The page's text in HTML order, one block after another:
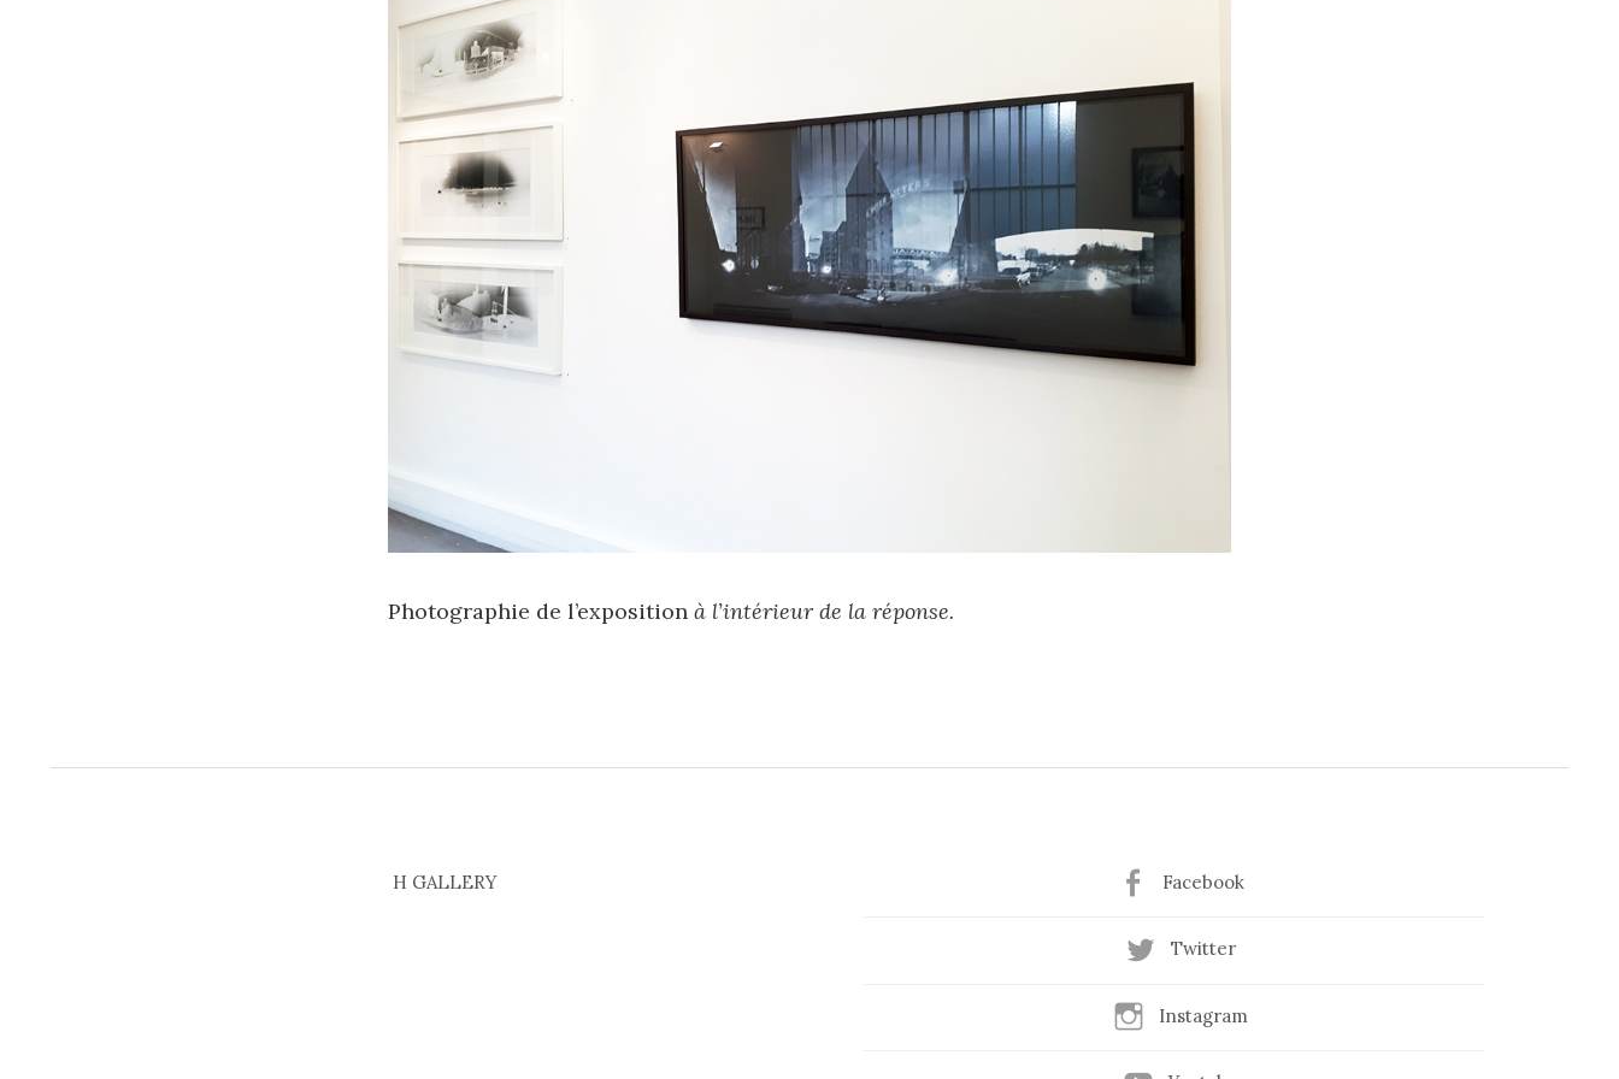
Photographie de l’exposition à l’intérieur de la réponse.
H GALLERY Facebook
Twitter
Instagram